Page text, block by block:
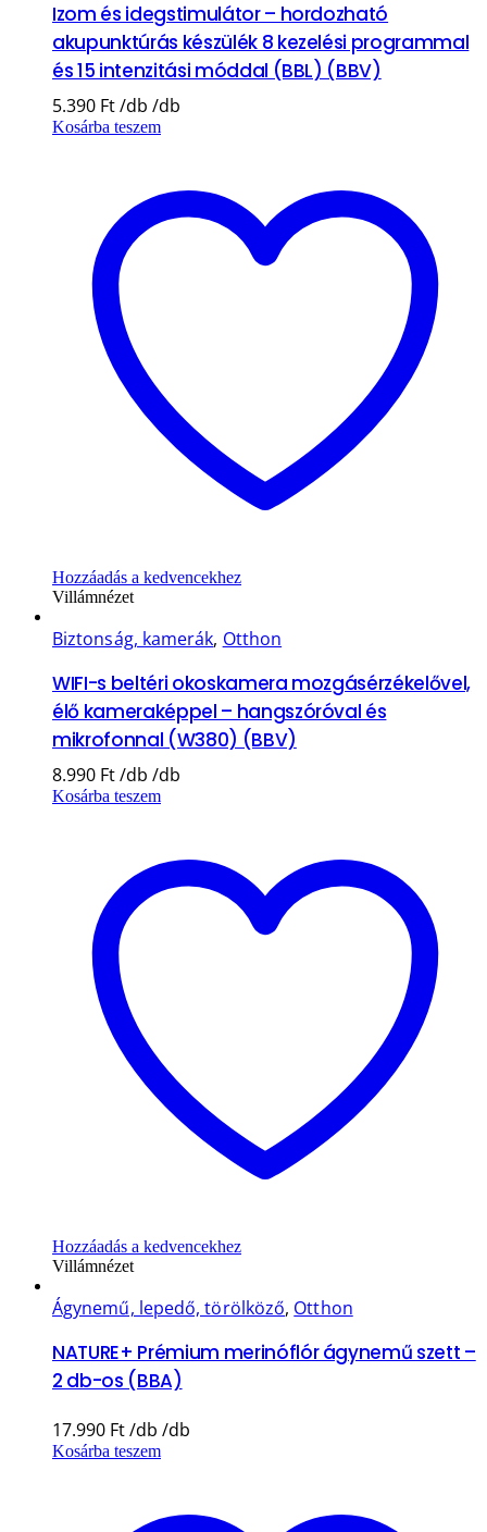
Izom és idegstimulátor – hordozható
akupunktúrás készülék 8 kezelési programmal
és 15 intenzitási móddal (BBL) (BBV)
5.390 Ft
Kosárba teszem
Hozzáadás a kedvencekhez
Villámnézet
Biztonság, kamerák, Otthon
WIFI-s beltéri okoskamera mozgásérzékelővel,
élő kameraképpel – hangszóróval és
mikrofonnal (W380) (BBV)
8.990 Ft
Kosárba teszem
Hozzáadás a kedvencekhez
Villámnézet
Ágynemű, lepedő, törölköző, Otthon
NATURE+ Prémium merinóflór ágynemű szett –
2 db-os (BBA)
17.990 Ft
Kosárba teszem